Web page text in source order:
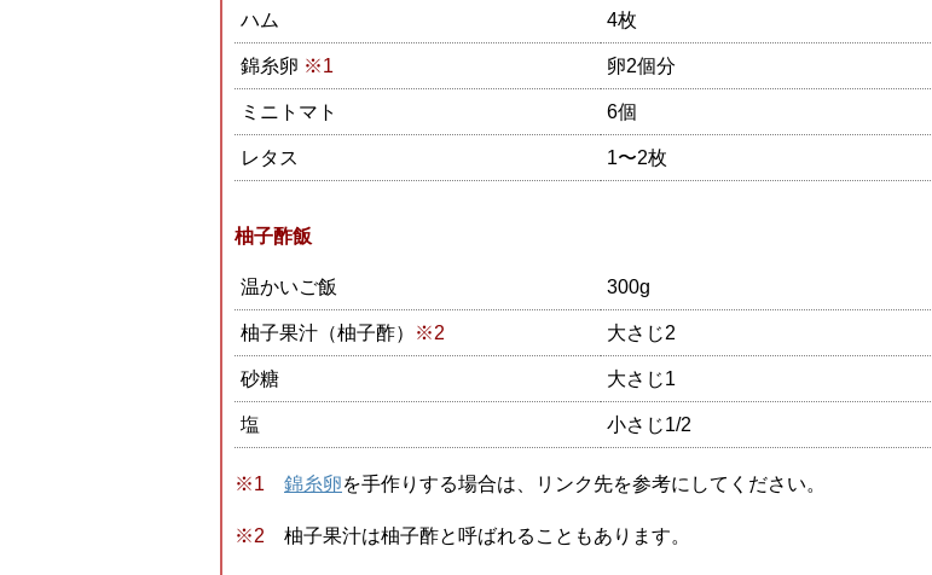
ハム 4枚
錦糸卵 ※1 卵2個分
ミニトマト 6個
レタス 1〜2枚
柚子酢飯
温かいご飯 300g
柚子果汁（柚子酢） ※2 大さじ2
砂糖 大さじ1
塩 小さじ1/2
錦糸卵を手作りする場合は、リンク先を参考にしてください。
柚子果汁は柚子酢と呼ばれることもあります。